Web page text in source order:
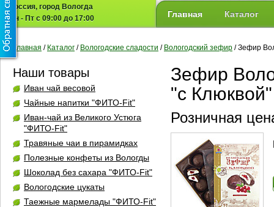
Россия, город Вологда
Пн - Пт с 09:00 до 17:00
Главная Каталог
Главная / Каталог / Вологодские сладости / Вологодский зефир / Зефир
Наши товары
Иван чай весовой
Чайные напитки "ФИТО-Fit"
Иван-чай из Великого Устюга
"ФИТО-Fit"
Травяные чаи в пирамидках
Полезные конфеты из Вологды
Шоколад без сахара "ФИТО-Fit"
Вологодские цукаты
Таежные мармелады "ФИТО-Fit"
Зефир
"с
Розничная